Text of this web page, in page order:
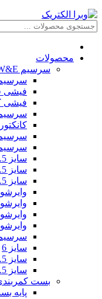
محصولات
سرسیم W&E
فیشی
فیشی
سایز 5.5
سایز 2.5
سایز 1.5
وایرشو
سایز 6
سایز 2.5
سایز 1.5
بست
پایه